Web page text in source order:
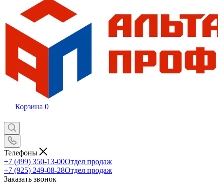
Корзина 0
Телефоны
+7 (499) 350-13-00Отдел продаж
+7 (925) 249-08-28Отдел продаж
Заказать звонок